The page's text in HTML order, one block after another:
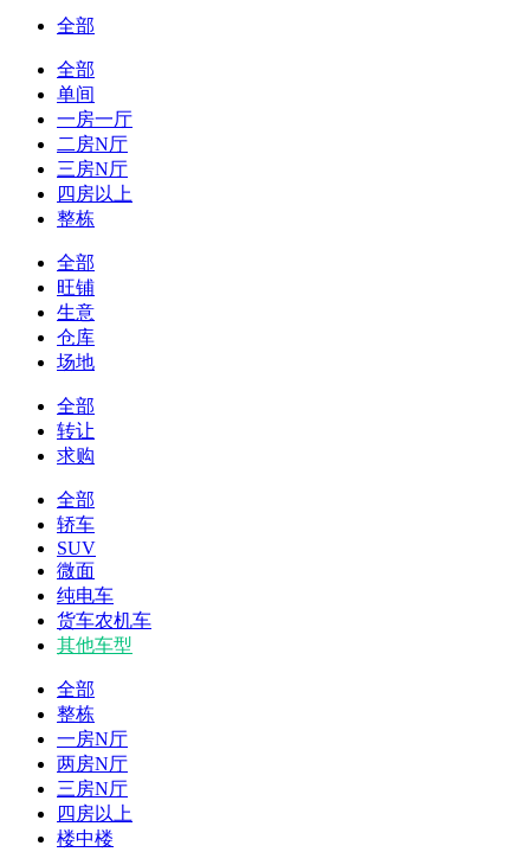
全部
全部
单间
一房一厅
二房N厅
三房N厅
四房以上
整栋
全部
旺铺
生意
仓库
场地
全部
转让
求购
全部
轿车
SUV
微面
纯电车
货车农机车
其他车型
全部
整栋
一房N厅
两房N厅
三房N厅
四房以上
楼中楼